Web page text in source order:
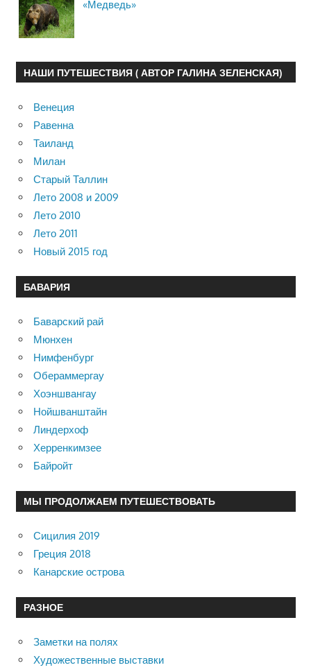
«Медведь»
НАШИ ПУТЕШЕСТВИЯ ( АВТОР ГАЛИНА ЗЕЛЕНСКАЯ)
Венеция
Равенна
Таиланд
Милан
Старый Таллин
Лето 2008 и 2009
Лето 2010
Лето 2011
Новый 2015 год
БАВАРИЯ
Баварский рай
Мюнхен
Нимфенбург
Обераммергау
Хоэншвангау
Нойшванштайн
Линдерхоф
Херренкимзее
Байройт
МЫ ПРОДОЛЖАЕМ ПУТЕШЕСТВОВАТЬ
Сицилия 2019
Греция 2018
Канарские острова
РАЗНОЕ
Заметки на полях
Художественные выставки